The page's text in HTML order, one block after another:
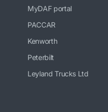
MyDAF portal
PACCAR
Kenworth
Peterbilt
Leyland Trucks Ltd